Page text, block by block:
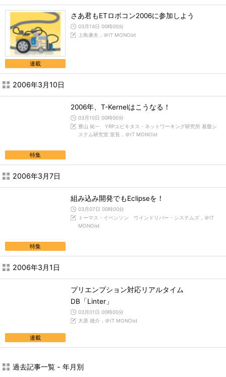
連載
さあ君もETロボコン2006に参加しよう
03月14日 00時00分
上島康夫，＠IT MONOist
2006年3月10日
特集
2006年、T-Kernelはこうなる！
03月10日 00時00分
豊山 祐一 YRPユビキタス・ネットワーキング研究所 基盤シ
ステム研究室 室長，＠IT MONOist
2006年3月7日
特集
組み込み開発でもEclipseを！
03月07日 00時00分
トーマス・イベンソン ウインドリバー・システムズ，＠IT
MONOist
2006年3月1日
連載
プリエンプション対応リアルタイム
DB「Linter」
03月01日 00時00分
大原 雄介，＠IT MONOist
過去記事一覧 - 年月別